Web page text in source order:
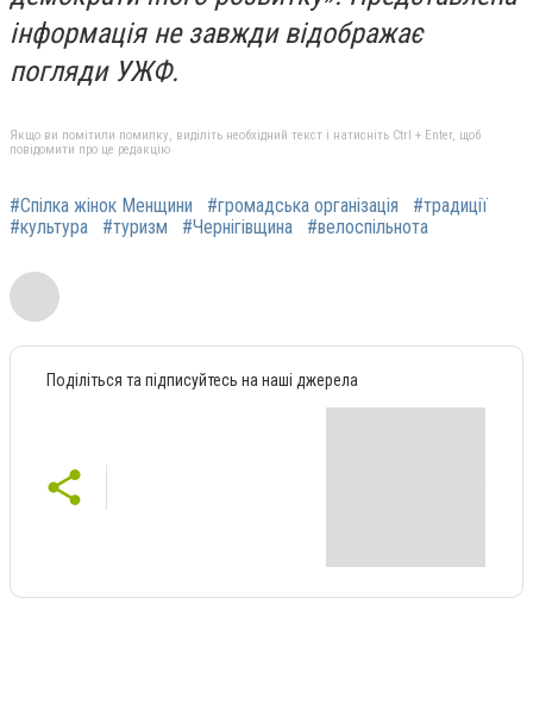
інформація не завжди відображає
погляди УЖФ.
Якщо ви помітили помилку, виділіть необхідний текст і натисніть Ctrl + Enter, щоб
повідомити про це редакцію
#Спілка жінок Менщини #громадська організація
#традиції
#культура
#туризм #Чернігівщина #велоспільнота
Поділіться та підписуйтесь на наші джерела